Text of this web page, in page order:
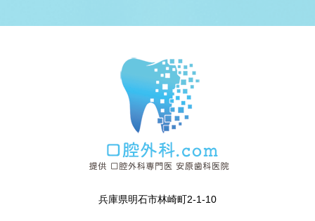
兵庫県明石市林崎町2-1-10